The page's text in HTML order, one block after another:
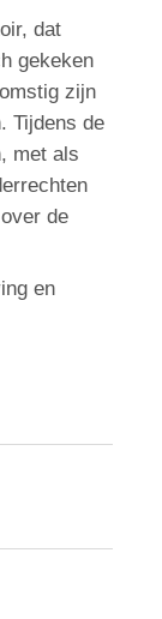
dat
gekeken
zijn
Tijdens de
met als
de
en